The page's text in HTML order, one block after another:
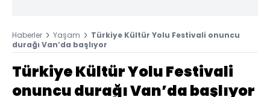
Haberler Yaşam
Türkiye Kültür Yolu Festivali onuncu
durağı Van’da başlıyor
Türkiye Kültür Yolu Festivali
onuncu durağı Van’da başlıyor